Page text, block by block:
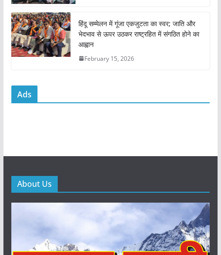
हिंदू सम्मेलन में गूंजा एकजुटता का स्वर; जाति और
भेदभाव से ऊपर उठकर राष्ट्रहित में संगठित होने का
आह्वान
February 15, 2026
Ads
About Us